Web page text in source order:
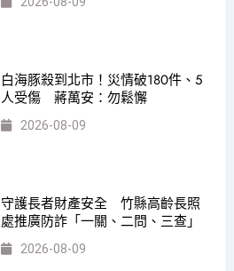
白海豚殺到北市！災情破180件、5
人受傷 蔣萬安：勿鬆懈
2026-08-09
守護長者財產安全 竹縣高齡長照
處推廣防詐「一關、二問、三查」
2026-08-09